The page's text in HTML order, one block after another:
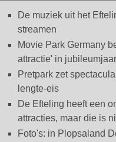
De muziek uit het
streamen
Movie Park Germany
attractie' in
Pretpark zet
lengte-eis
De Efteling heeft een
attracties, maar die is
Foto's: in Plopsaland